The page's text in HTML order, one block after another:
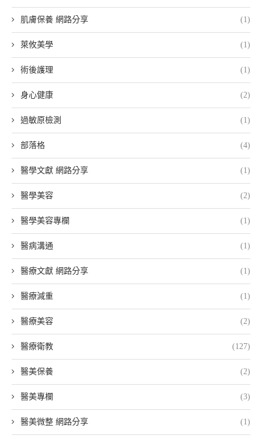
肌膚保養 網路分享 (1)
萊攸美學 (1)
術後護理 (1)
身心健康 (2)
過敏原檢測 (1)
部落格 (4)
醫學文獻 網路分享 (1)
醫學美容 (2)
醫學美容專欄 (1)
醫病溝通 (1)
醫療文獻 網路分享 (1)
醫療減重 (1)
醫療美容 (2)
醫療衛教 (127)
醫美保養 (2)
醫美專欄 (3)
醫美微整 網路分享 (1)